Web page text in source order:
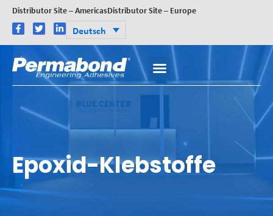
Distributor Site – AmericasDistributor Site – Europe
Deutsch
Epoxid-Klebstoffe